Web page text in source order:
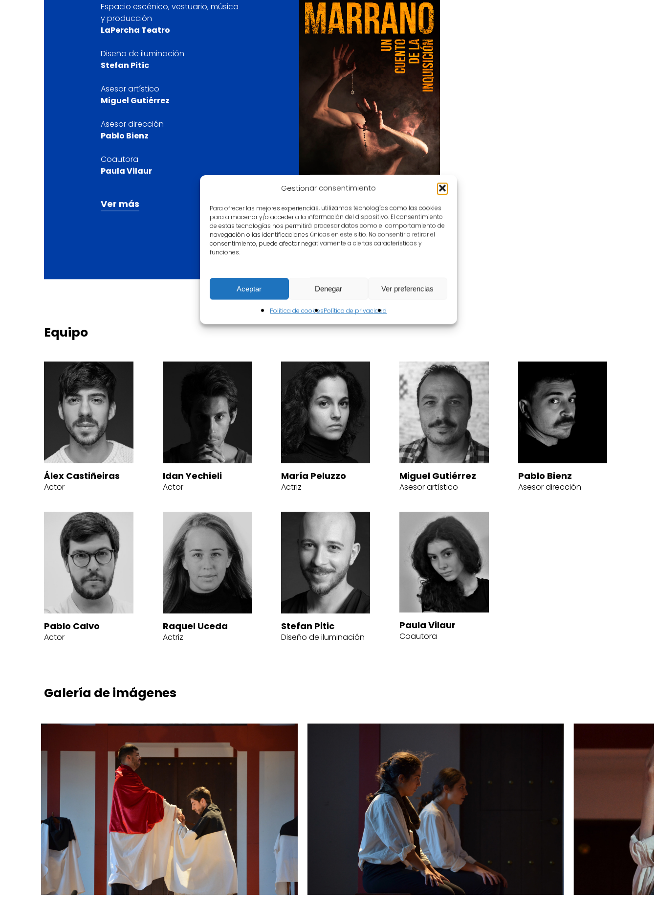
Gestionar consentimiento
Para ofrecer las mejores experiencias, utilizamos tecnologías como las cookies
para almacenar y/o acceder a la información del dispositivo. El consentimiento
de estas tecnologías nos permitirá procesar datos como el comportamiento de
navegación o las identificaciones únicas en este sitio. No consentir o retirar el
consentimiento, puede afectar negativamente a ciertas características y
funciones.
Aceptar Denegar Ver preferencias
Política de cookiesPolítica de privacidad
Espacio escénico, vestuario, música
y producción
LaPercha Teatro
Diseño de iluminación
Stefan Pitic
Asesor artístico
Miguel Gutiérrez
Asesor dirección
Pablo Bienz
Coautora
Paula Vilaur
Ver más
Álex Castiñeiras, Idan Yechieli,
María Peluzzo, Pablo Calvo y
Equipo
Álex Castiñeiras
Actor
Idan Yechieli
Actor
María Peluzzo
Actriz
Miguel Gutiérrez
Asesor artístico
Pablo Bienz
Asesor dirección
Pablo Calvo
Actor
Raquel Uceda
Actriz
Stefan Pitic
Diseño de iluminación
Paula Vilaur
Coautora
Galería deimágenes